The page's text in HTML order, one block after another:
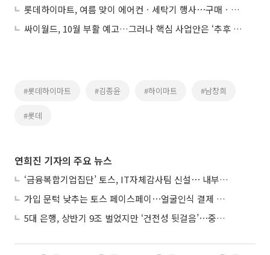
롯데하이마트, 여름 맞이 에어컨ㆍ세탁기 행사⋯구매ㆍ청소 혜택 묶어
싸이월드, 10월 부활 예고…그러나 핵심 사업안은 ‘추후 공개’
#롯데하이마트 #김종윤 #하이마트 #남창희
#롯데
연희진 기자의 주요 뉴스
‘금융복합기업집단’ 토스, IT자체감사팀 신설⋯ 내부통제 강화
가입 문턱 낮추는 토스 페이스페이⋯얼굴인식 결제 확산 속도낸다
5대 은행, 상반기 9조 벌었지만 ‘건전성 뒷걸음’⋯중기대출 문턱 높아지나